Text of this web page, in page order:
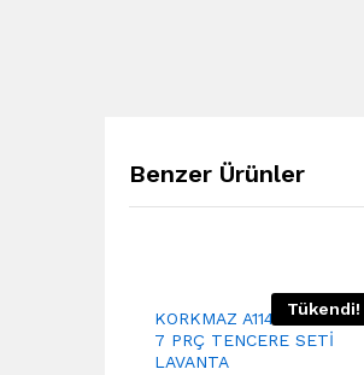
Benzer Ürünler
Tükendi!
KORKMAZ A1141 LİNA PLUS
7 PRÇ TENCERE SETİ
LAVANTA